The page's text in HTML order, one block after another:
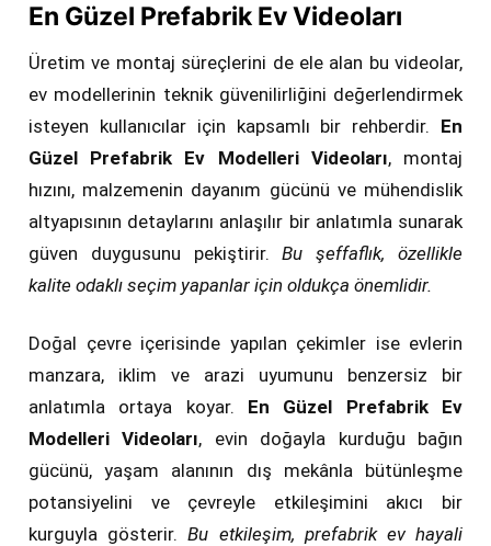
En Güzel Prefabrik Ev Videoları
Üretim ve montaj süreçlerini de ele alan bu videolar,
ev modellerinin teknik güvenilirliğini değerlendirmek
isteyen kullanıcılar için kapsamlı bir rehberdir. En
Güzel Prefabrik Ev Modelleri Videoları, montaj
hızını, malzemenin dayanım gücünü ve mühendislik
altyapısının detaylarını anlaşılır bir anlatımla sunarak
güven duygusunu pekiştirir.Bu şeffaflık, özellikle
kalite odaklı seçim yapanlar için oldukça önemlidir.
Doğal çevre içerisinde yapılan çekimler ise evlerin
manzara, iklim ve arazi uyumunu benzersiz bir
anlatımla ortaya koyar. En Güzel Prefabrik Ev
Modelleri Videoları, evin doğayla kurduğu bağın
gücünü, yaşam alanının dış mekânla bütünleşme
potansiyelini ve çevreyle etkileşimini akıcı bir
kurguyla gösterir.Bu etkileşim, prefabrik ev hayali